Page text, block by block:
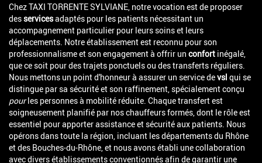
Chez TAXI TORRENTE SYLVIANE, notre vocation est de proposer
desservicesadaptés pour les patients nécessitant un
accompagnement particulier pour leurs soins et leurs
déplacements. Notre établissement est reconnu pour son
professionnalisme et son engagement à offrir un confort inégalé,
que ce soit pour des trajets ponctuels ou des transferts réguliers.
Nous mettons un point d'honneur à assurer un service devsl qui se
distingue par sa sécurité et son raffinement, spécialement conçu
pourles personnes à mobilité réduite. Chaque transfert est
soigneusement planifié par nos chauffeurs formés, dont le rôle est
essentiel pour apporter assistance et sécurité aux patients. Nous
opérons dans toute la région, incluant les départements du Rhône
et des Bouches-du-Rhône, et nous avons établi une collaboration
avec divers établissements conventionnés afin de garantir une